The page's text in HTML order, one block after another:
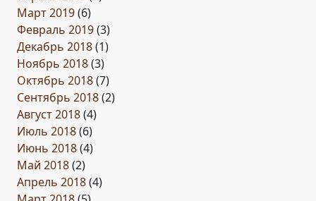
Март 2019(6)
Февраль 2019(3)
Декабрь 2018(1)
Ноябрь 2018(3)
Октябрь 2018(7)
Сентябрь 2018(2)
Август 2018(4)
Июль 2018(6)
Июнь 2018(4)
Май 2018(2)
Апрель 2018(4)